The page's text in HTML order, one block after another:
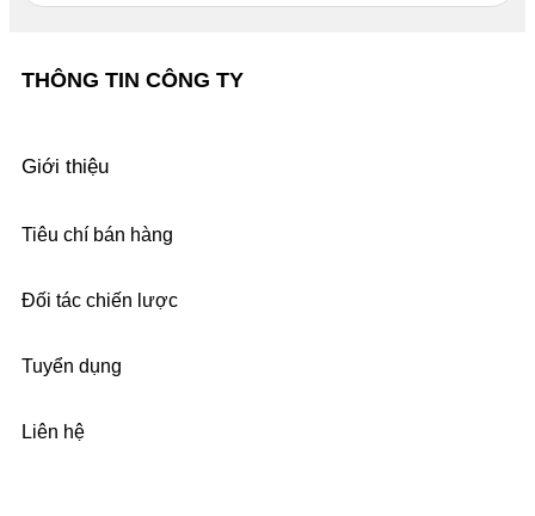
THÔNG TIN CÔNG TY
Giới thiệu
Tiêu chí bán hàng
Đối tác chiến lược
Tuyển dụng
Liên hệ